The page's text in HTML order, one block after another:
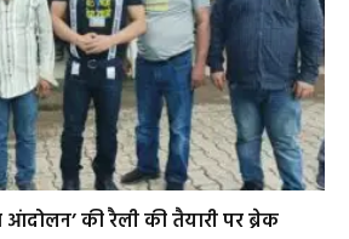
की रैली की तैयारी पर ब्रेक